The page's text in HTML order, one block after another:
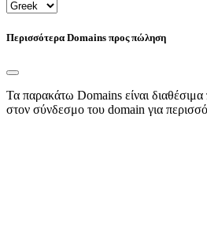
Περισσότερα Domains προς πώληση
Τα παρακάτω Domains είναι
στον σύνδεσμο του domain για